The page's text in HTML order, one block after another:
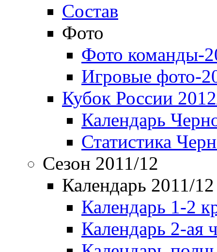
Состав
Фото
Фото команды-
Игровые фото-
Кубок России
Календарь
Статистика
Сезон 2011/12
Календарь 2011/12
Календарь 1-2
Календарь 2-ая